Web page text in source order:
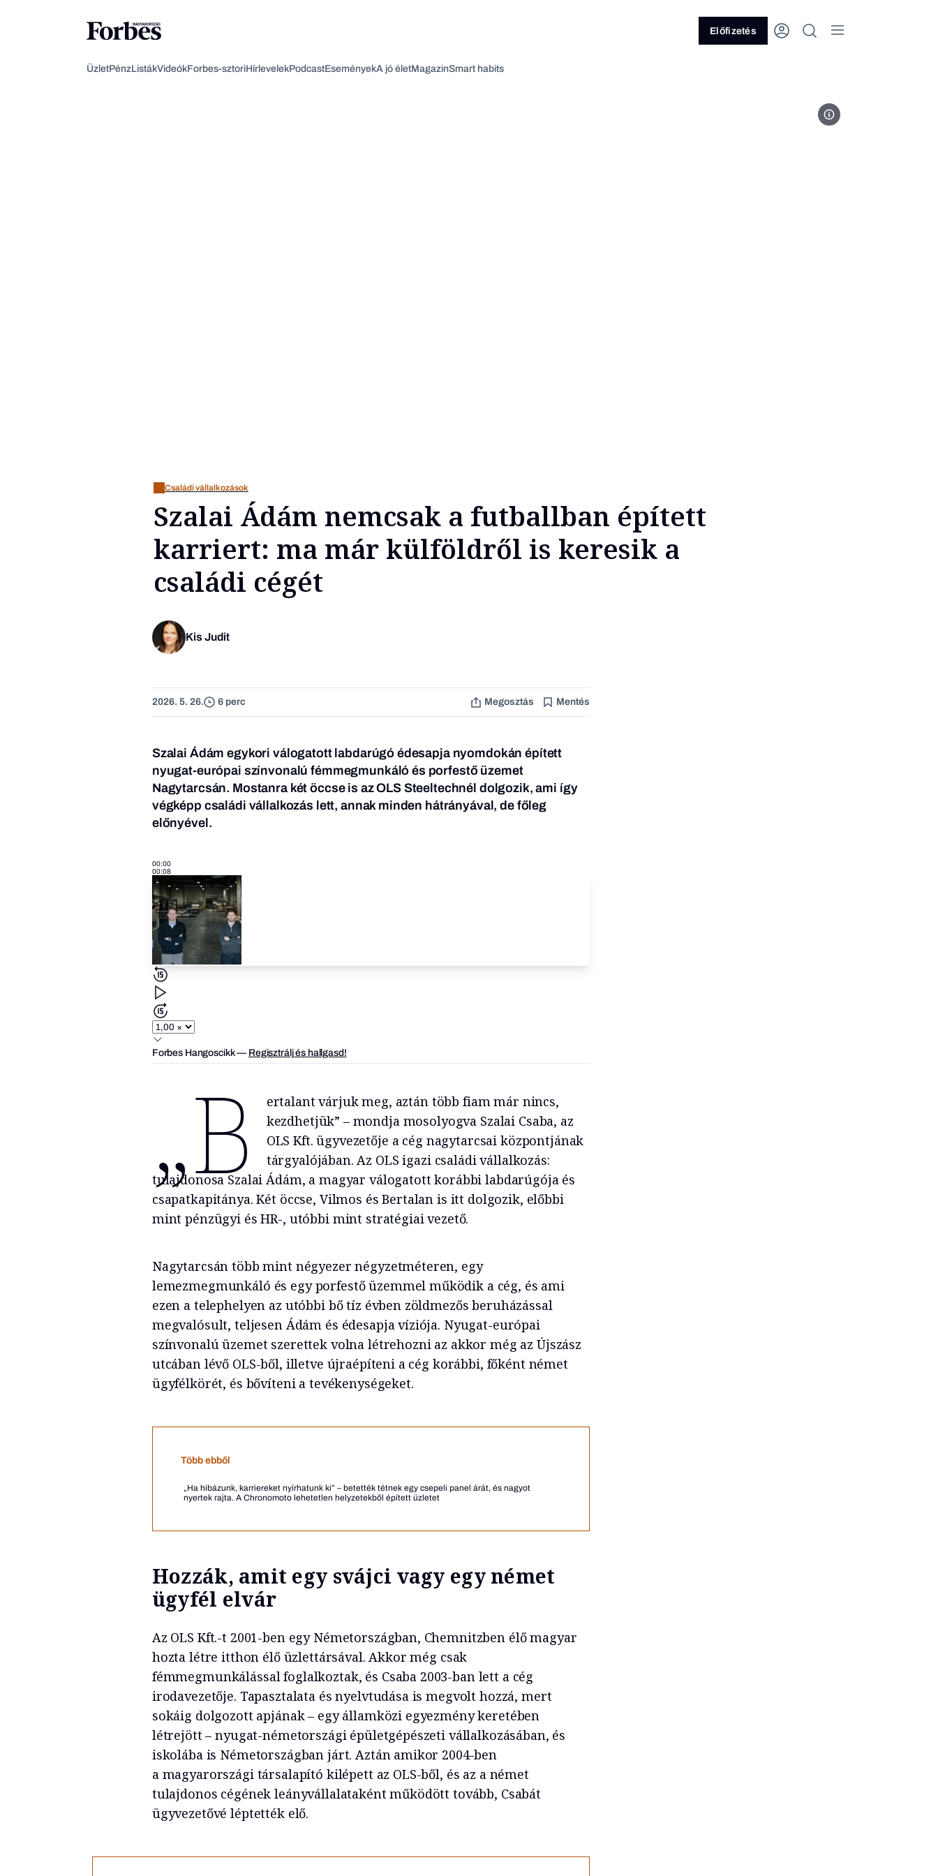
Előfizetés
ÜzletPénzListákVideókForbes-sztoriHírlevelekPodcastEseményekA jó életMagazinSmart habits
Fotó: Ránki Dániel/Forbes
Családi vállalkozások
Szalai Ádám nemcsak a futballban épített
karriert: ma már külföldről is keresik a
családi cégét
Kis Judit
2026. 5. 26. 6 perc Megosztás Mentés
Szalai Ádám egykori válogatott labdarúgó édesapja nyomdokán épített
nyugat-európai színvonalú fémmegmunkáló és porfestő üzemet
Nagytarcsán. Mostanra két öccse is az OLS Steeltechnél dolgozik, ami így
végképp családi vállalkozás lett, annak minden hátrányával, de főleg
előnyével.
00:00
00:08
Forbes Hangoscikk— Regisztrálj és hallgasd!
„B
ertalant várjuk meg, aztán több fiam már nincs,
kezdhetjük” – mondja mosolyogva Szalai Csaba, az
OLS Kft. ügyvezetője a cég nagytarcsai központjának
tárgyalójában. Az OLS igazi családi vállalkozás:
tulajdonosa Szalai Ádám, a magyar válogatott korábbi labdarúgója és
csapatkapitánya. Két öccse, Vilmos és Bertalan is itt dolgozik, előbbi
mint pénzügyi és HR-, utóbbi mint stratégiai vezető.
Nagytarcsán több mint négyezer négyzetméteren, egy
lemezmegmunkáló és egy porfestő üzemmel működik a cég, és ami
ezen a telephelyen az utóbbi bő tíz évben zöldmezős beruházással
megvalósult, teljesen Ádám és édesapja víziója. Nyugat-európai
színvonalú üzemet szerettek volna létrehozni az akkor még az Újszász
utcában lévő OLS-ből, illetve újraépíteni a cég korábbi, főként német
ügyfélkörét, és bővíteni a tevékenységeket.
Több ebből
„Ha hibázunk, karriereket nyírhatunk ki” – betették tétnek egy csepeli panel árát, és nagyot
nyertek rajta. A Chronomoto lehetetlen helyzetekből épített üzletet
Hozzák, amit egy svájci vagy egy német
ügyfél elvár
Az OLS Kft.-t 2001-ben egy Németországban, Chemnitzben élő magyar
hozta létre itthon élő üzlettársával. Akkor még csak
fémmegmunkálással foglalkoztak, és Csaba 2003-ban lett a cég
irodavezetője. Tapasztalata és nyelvtudása is megvolt hozzá, mert
sokáig dolgozott apjának – egy államközi egyezmény keretében
létrejött – nyugat-németországi épületgépészeti vállalkozásában, és
iskolába is Németországban járt. Aztán amikor 2004-ben
a magyarországi társalapító kilépett az OLS-ből, és az a német
tulajdonos cégének leányvállalataként működött tovább, Csabát
ügyvezetővé léptették elő.